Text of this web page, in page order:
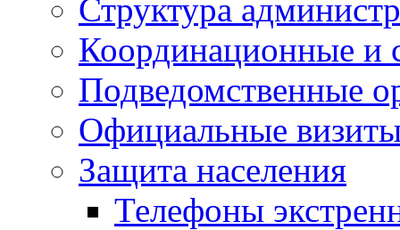
Структура
Координационные и
Подведомственные
Официальные
Защита населения
Телефоны